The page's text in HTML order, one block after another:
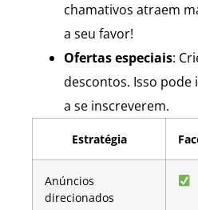
chamativos atraem
a seu favor!
Ofertas especiais:
descontos. Isso pode
a se inscreverem.
Estratégia
Anúncios
direcionados